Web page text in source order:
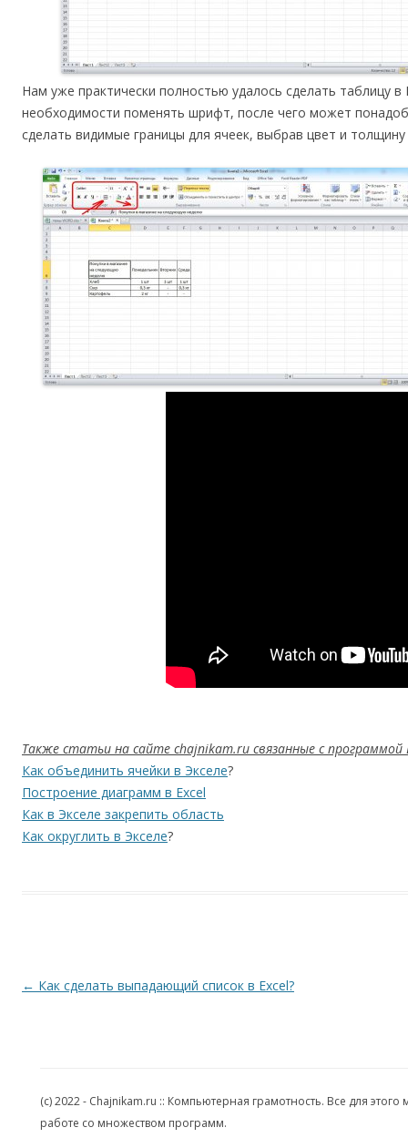
Нам уже практически полностью удалось сделать таблицу
необходимости поменять шрифт, после чего может
сделать видимые границы для ячеек, выбрав цвет и толщину
Также статьи на сайте chajnikam.ru связанные с программой
Как объединить ячейки в Экселе?
Построение диаграмм в Excel
Как в Экселе закрепить область
Как округлить в Экселе?
Навигация по записям
← Как сделать выпадающий список в Excel?
(c) 2022 - Chajnikam.ru :: Компьютерная грамотность. Все для
работе со множеством программ.